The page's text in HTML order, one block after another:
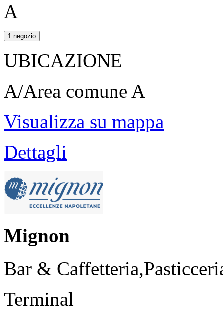
A
1 negozio
UBICAZIONE
A/Area comune A
Visualizza su mappa
Dettagli
Mignon
Bar &
Terminal